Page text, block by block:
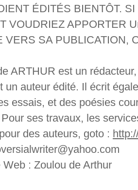
ÉDITÉS BIENTÔT.
VOUDRIEZ APPORTER
VERS SA PUBLICATION,
ARTHUR est un
un auteur édité. Il écrit
essais, et des poésies
ses travaux, les
des auteurs, goto :
: Zoulou de Arthur